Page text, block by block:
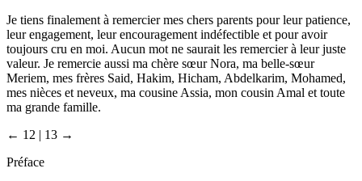
Je tiens finalement à remercier mes chers parents pour leur patience,
leur engagement, leur encouragement indéfectible et pour avoir
toujours cru en moi. Aucun mot ne saurait les remercier à leur juste
valeur. Je remercie aussi ma chère sœur Nora, ma belle-sœur
Meriem, mes frères Said, Hakim, Hicham, Abdelkarim, Mohamed,
mes nièces et neveux, ma cousine Assia, mon cousin Amal et toute
ma grande famille.
← 12 | 13 →
Préface